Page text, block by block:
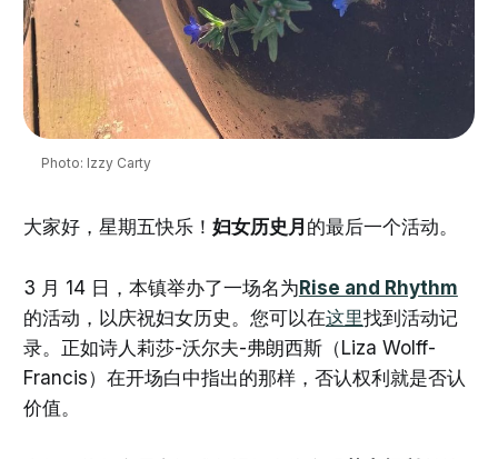
Photo: Izzy Carty
大家好，星期五快乐！ 妇女历史月 的最后一个活动。
3 月 14 日，本镇举办了一场名为Rise and Rhythm
的活动，以庆祝妇女历史。您可以在这里找到活动记
录。正如诗人莉莎-沃尔夫-弗朗西斯（Liza Wolff-
Francis）在开场白中指出的那样，否认权利就是否认
价值。